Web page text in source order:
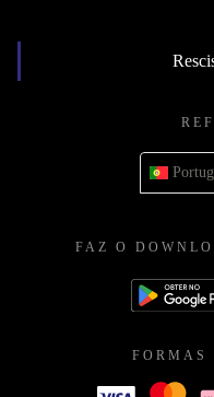
FAZ O
FORMAS